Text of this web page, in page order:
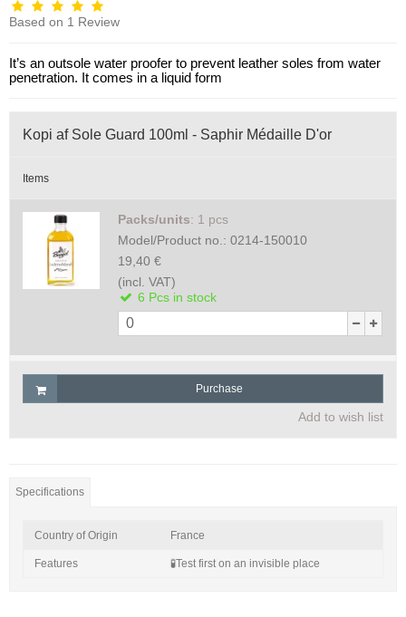
Based on 1 Review
It’s an outsole water proofer to prevent leather soles from water
penetration. It comes in a liquid form
Kopi af Sole Guard 100ml - Saphir Médaille D'or
Items
Packs/units: 1 pcs
Model/Product no.: 0214-150010
19,40 €
(incl. VAT)
6 Pcs in stock
Purchase
Add to wish list
Specifications
Country of Origin France
Features 🧪Test first on an invisible place